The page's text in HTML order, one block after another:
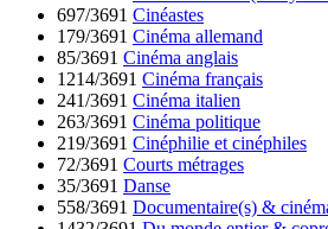
697/3691 Cinéastes
179/3691 Cinéma allemand
85/3691 Cinéma anglais
1214/3691 Cinéma français
241/3691 Cinéma italien
263/3691 Cinéma politique
219/3691 Cinéphilie et cinéphiles
72/3691 Courts métrages
35/3691 Danse
558/3691 Documentaire(s) &